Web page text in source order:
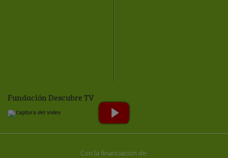
Fundación Descubre TV
Con la financiación de: